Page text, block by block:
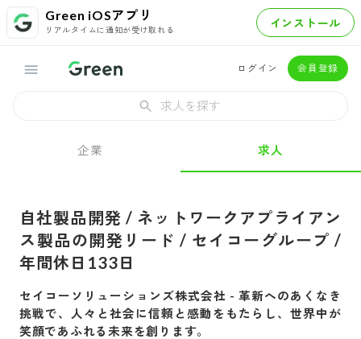
Green iOSアプリ
リアルタイムに通知が受け取れる インストール
ログイン 会員登録
求人を探す
企業 求人
自社製品開発 / ネットワークアプライアン
ス製品の開発リード / セイコーグループ /
年間休日133日
セイコーソリューションズ株式会社 - 革新へのあくなき
挑戦で、人々と社会に信頼と感動をもたらし、世界中が
笑顔であふれる未来を創ります。